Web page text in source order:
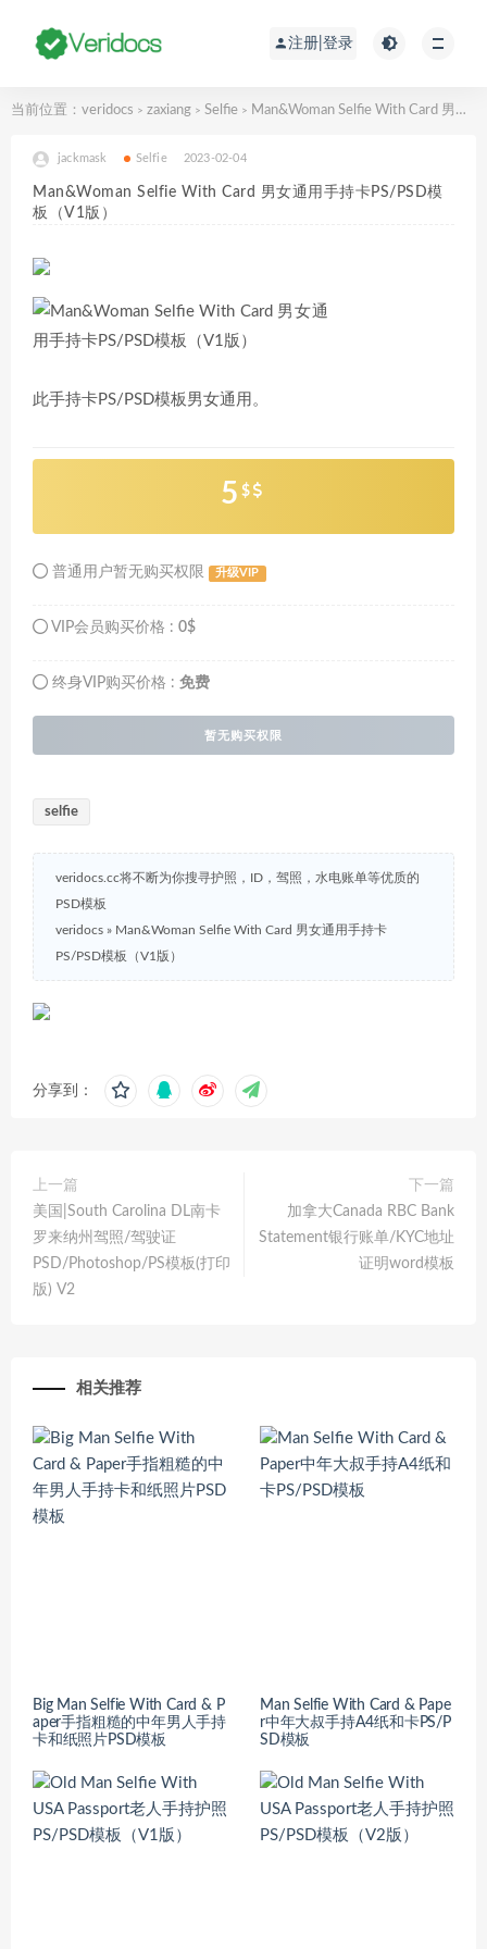
注册|登录
当前位置： veridocs > zaxiang > Selfie > Man&Woman Selfie With Card 男女通用手持卡PS/PSD模板（V1版）
jackmask Selfie 2023-02-04
Man&Woman Selfie With Card 男女通用手持卡PS/PSD模
板（V1版）
此手持卡PS/PSD模板男女通用。
5 $
普通用户暂无购买权限 升级VIP
VIP会员购买价格 : 0$
终身VIP购买价格 : 免费
暂无购买权限
selfie
veridocs.cc将不断为你搜寻护照，ID，驾照，水电账单等优质的
PSD模板
veridocs » Man&Woman Selfie With Card 男女通用手持卡
PS/PSD模板（V1版）
分享到：
上一篇
美国|South Carolina DL南卡
罗来纳州驾照/驾驶证
PSD/Photoshop/PS模板(打印
版) V2
下一篇
加拿大Canada RBC Bank
Statement银行账单/KYC地址
证明word模板
相关推荐
Big Man Selfie With Card & P
aper手指粗糙的中年男人手持
卡和纸照片PSD模板
Man Selfie With Card & Pape
r中年大叔手持A4纸和卡PS/P
SD模板